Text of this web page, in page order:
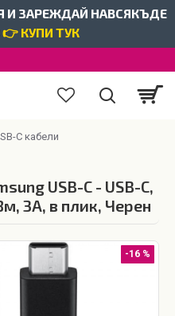
И ЗАРЕЖДАЙ НАВСЯКЪДЕ
👉 КУПИ ТУК
C кабели
USB-C - USB-C,
3A, в плик, Черен
-16 %